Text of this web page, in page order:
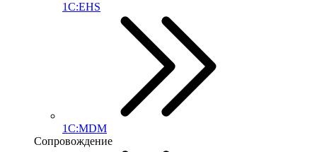
1С:EHS
1С:MDM
Сопровождение